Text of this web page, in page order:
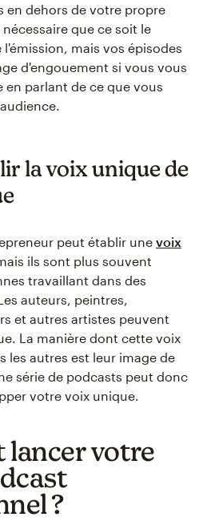
en dehors de votre propre
que ce soit le
mais vos épisodes
d'engouement si vous vous
en parlant de ce que vous
la voix unique de
peut établir une voix
ils sont plus souvent
travaillant dans des
auteurs, peintres,
et autres artistes peuvent
La manière dont cette voix
les autres est leur image de
série de podcasts peut donc
votre voix unique.
lancer votre
?